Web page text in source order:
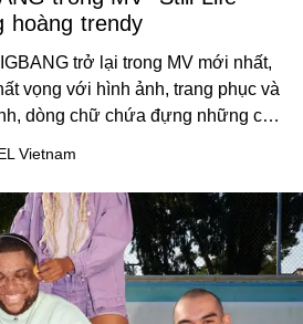
hoàng trendy
trở lại trong MV mới nhất,
vọng với hình ảnh, trang phục và
dòng chữ chứa đựng những câu
Vietnam